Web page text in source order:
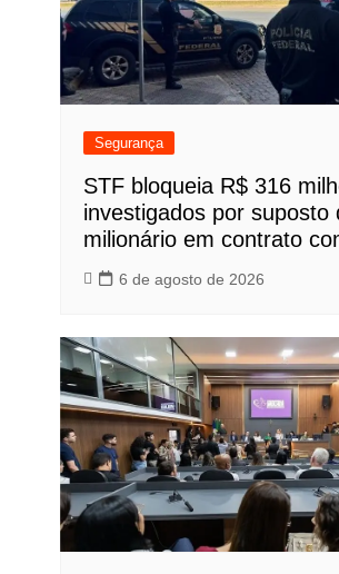
Segurança
STF bloqueia R$ 316
investigados por suposto
milionário em contrato
6 de agosto de 2026